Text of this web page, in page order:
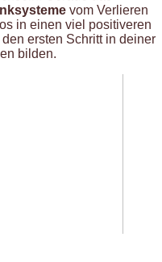
vom Verlieren
in einen viel positiveren
ersten Schritt in deiner
bilden.